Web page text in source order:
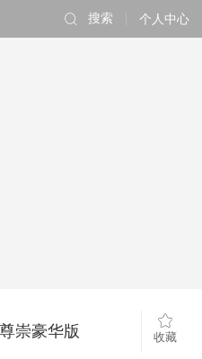
个人中心
搜索
崇豪华版 收藏